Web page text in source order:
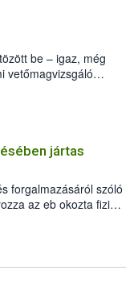
be – igaz, még
vetőmagvizsgáló
Győző által
jártas
forgalmazásáról szóló
az eb okozta fizikai
felmerülő
eb tartását és annak
jártas szakértőt.